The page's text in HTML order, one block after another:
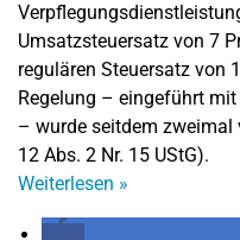
Umsatzsteuersatz von 7
regulären Steuersatz von
Regelung – eingeführt mit
– wurde seitdem
12 Abs. 2 Nr. 15 UStG).
Weiterlesen »